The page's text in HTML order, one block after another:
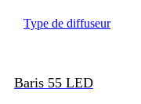
Type de diffuseur
Baris 55 LED